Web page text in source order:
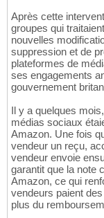
Après cette
groupes qui
nouvelles
suppression et de
plateformes de
ses engagements
gouvernement
Il y a quelques
médias sociaux
Amazon. Une fois
vendeur un reçu,
vendeur envoie
garantit que la note
Amazon, ce qui
vendeurs paient
plus du